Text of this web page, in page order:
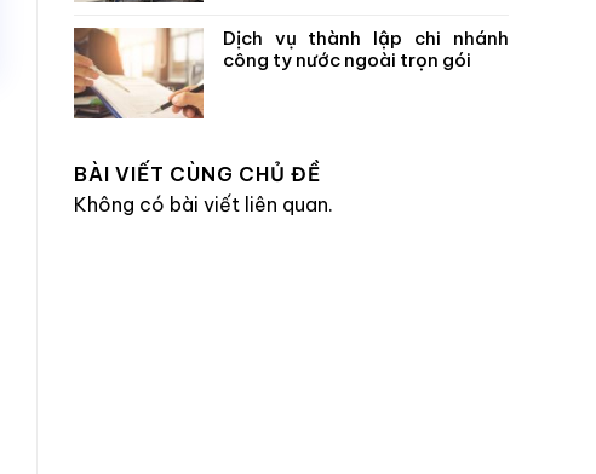
Dịch vụ thành lập chi nhánh
công ty nước ngoài trọn gói
BÀI VIẾT CÙNG CHỦ ĐỀ
Không có bài viết liên quan.